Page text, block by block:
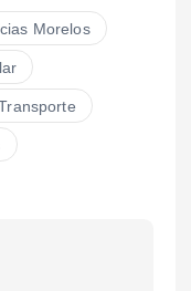
Morelos